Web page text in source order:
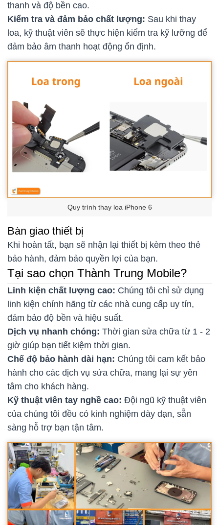
thanh và độ bền cao.
Kiểm tra và đảm bảo chất lượng: Sau khi thay
loa, kỹ thuật viên sẽ thực hiện kiểm tra kỹ lưỡng để
đảm bảo âm thanh hoạt động ổn định.
Quy trình thay loa iPhone 6
Bàn giao thiết bị
Khi hoàn tất, bạn sẽ nhận lại thiết bị kèm theo thẻ
bảo hành, đảm bảo quyền lợi của bạn.
Tại sao chọn Thành Trung Mobile?
Linh kiện chất lượng cao: Chúng tôi chỉ sử dụng
linh kiện chính hãng từ các nhà cung cấp uy tín,
đảm bảo độ bền và hiệu suất.
Dịch vụ nhanh chóng: Thời gian sửa chữa từ 1 - 2
giờ giúp bạn tiết kiệm thời gian.
Chế độ bảo hành dài hạn: Chúng tôi cam kết bảo
hành cho các dịch vụ sửa chữa, mang lại sự yên
tâm cho khách hàng.
Kỹ thuật viên tay nghề cao: Đội ngũ kỹ thuật viên
của chúng tôi đều có kinh nghiệm dày dạn, sẵn
sàng hỗ trợ bạn tận tâm.